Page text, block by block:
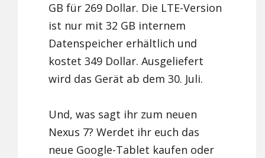
GB für 269 Dollar. Die LTE-Version
ist nur mit 32 GB internem
Datenspeicher erhältlich und
kostet 349 Dollar. Ausgeliefert
wird das Gerät ab dem 30. Juli.
Und, was sagt ihr zum neuen
Nexus 7? Werdet ihr euch das
neue Google-Tablet kaufen oder